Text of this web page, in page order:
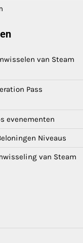
van Steam
Pass
evenementen
Niveaus
van Steam